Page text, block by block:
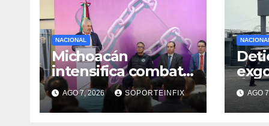
NACIONAL
Michoacán
intensifica combate
a la extorsión en
zona aguacatera y
Tierra Caliente
AGO 7, 2026 SOPORTEINFIX
NACIONAL
AGO